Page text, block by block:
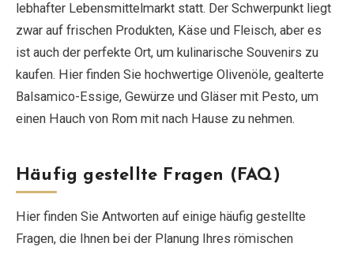
lebhafter Lebensmittelmarkt statt. Der Schwerpunkt liegt
zwar auf frischen Produkten, Käse und Fleisch, aber es
ist auch der perfekte Ort, um kulinarische Souvenirs zu
kaufen. Hier finden Sie hochwertige Olivenöle, gealterte
Balsamico-Essige, Gewürze und Gläser mit Pesto, um
einen Hauch von Rom mit nach Hause zu nehmen.
Häufig gestellte Fragen (FAQ)
Hier finden Sie Antworten auf einige häufig gestellte
Fragen, die Ihnen bei der Planung Ihres römischen